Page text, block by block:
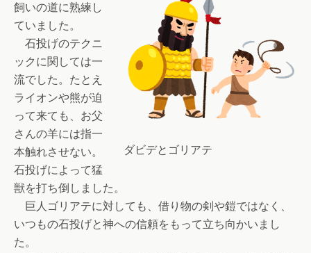
ダビデとゴリアテ
飼いの道に熟練し
ていました。
石投げのテクニ
ックに関しては一
流でした。たとえ
ライオンや熊が迫
って来ても、お父
さんの羊には指一
本触れさせない。
石投げによって猛
獣を打ち倒しました。
巨人ゴリアテに対しても、借り物の剣や鎧ではなく、
いつもの石投げと神への信頼をもって立ち向かいまし
た。